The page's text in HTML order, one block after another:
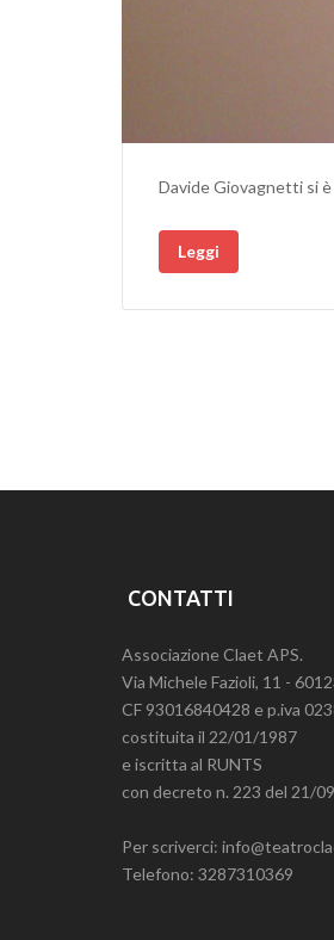
Davide Giovagnetti si
Leggi
CONTATTI
Associazione Claet APS.
Via Michele Fazioli, 11 -
CF 93016840428 e p.iva
costituita il 22/01/1987
e iscritta al RUNTS
con decreto n. 223 del 21/
Per scriverci:
Telefono: 3287310369